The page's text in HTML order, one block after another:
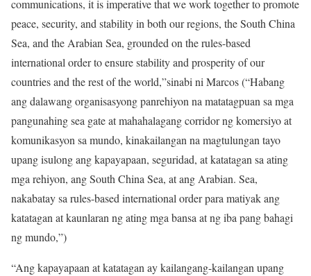
communications, it is imperative that we work together to promote
peace, security, and stability in both our regions, the South China
Sea, and the Arabian Sea, grounded on the rules-based
international order to ensure stability and prosperity of our
countries and the rest of the world,”sinabi ni Marcos (“Habang
ang dalawang organisasyong panrehiyon na matatagpuan sa mga
pangunahing sea gate at mahahalagang corridor ng komersiyo at
komunikasyon sa mundo, kinakailangan na magtulungan tayo
upang isulong ang kapayapaan, seguridad, at katatagan sa ating
mga rehiyon, ang South China Sea, at ang Arabian. Sea,
nakabatay sa rules-based international order para matiyak ang
katatagan at kaunlaran ng ating mga bansa at ng iba pang bahagi
ng mundo,”)
“Ang kapayapaan at katatagan ay kailangang-kailangan upang